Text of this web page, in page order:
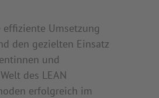
Umsetzung
den gezielten Einsatz
und
des LEAN
erfolgreich im